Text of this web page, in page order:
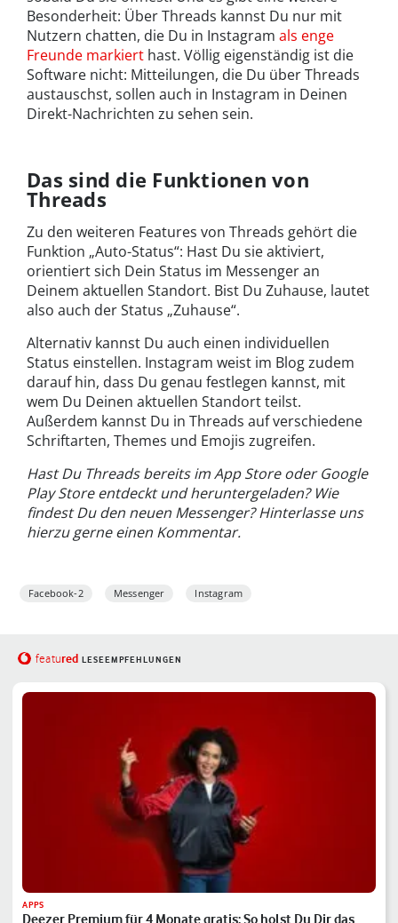
Besonderheit: Über Threads kannst Du nur mit
Nutzern chatten, die Du in Instagram als enge
Freunde markiert hast. Völlig eigenständig ist die
Software nicht: Mitteilungen, die Du über Threads
austauschst, sollen auch in Instagram in Deinen
Direkt-Nachrichten zu sehen sein.
Das sind die Funktionen von
Threads
Zu den weiteren Features von Threads gehört die
Funktion „Auto-Status“: Hast Du sie aktiviert,
orientiert sich Dein Status im Messenger an
Deinem aktuellen Standort. Bist Du Zuhause, lautet
also auch der Status „Zuhause“.
Alternativ kannst Du auch einen individuellen
Status einstellen. Instagram weist im Blog zudem
darauf hin, dass Du genau festlegen kannst, mit
wem Du Deinen aktuellen Standort teilst.
Außerdem kannst Du in Threads auf verschiedene
Schriftarten, Themes und Emojis zugreifen.
Hast Du Threads bereits im App Store oder Google
Play Store entdeckt und heruntergeladen? Wie
findest Du den neuen Messenger? Hinterlasse uns
hierzu gerne einen Kommentar.
Facebook-2 Messenger Instagram
featured LESEEMPFEHLUNGEN
APPS
Deezer Premium für 4 Monate gratis: So holst Du Dir das